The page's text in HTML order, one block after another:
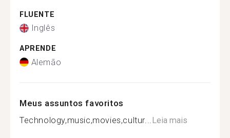
FLUENTE
Inglês
APRENDE
Alemão
Meus assuntos favoritos
Technology,music,movies,cultur... Leia mais